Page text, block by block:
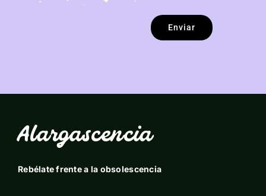
Enviar
Alargascencia
Rebélate frente a la obsolescencia